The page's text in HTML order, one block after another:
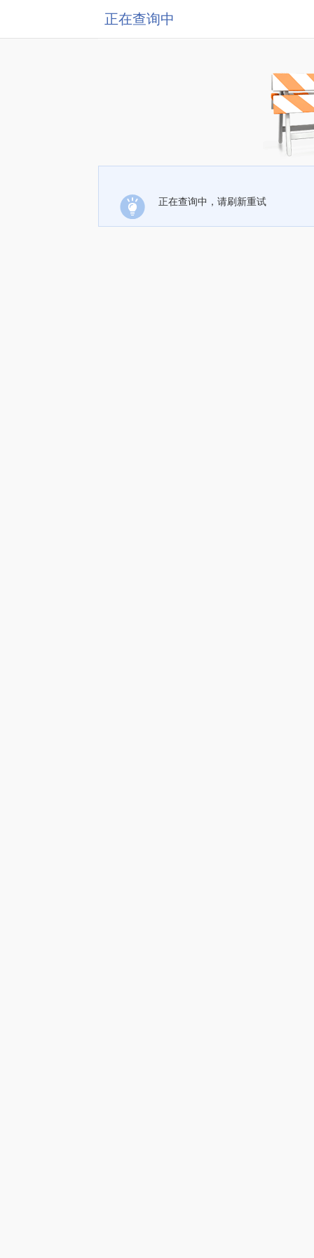
正在查询中
正在查询中，请刷新重试